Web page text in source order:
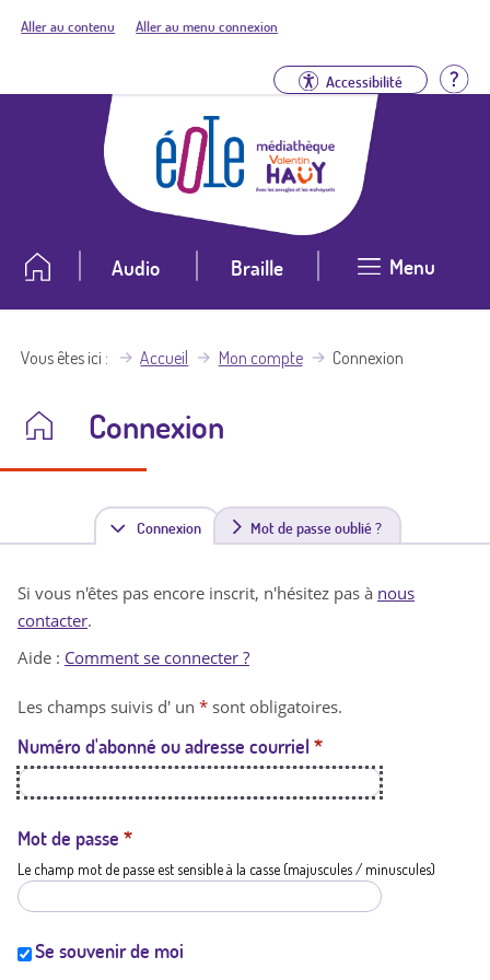
Aller au contenu Aller au menu connexion
Accessibilité
Audio Braille Menu
Vous êtes ici Accueil Mon compte Connexion
Connexion
Connexion(
n
t
a
t
i
Mot de passe oublié ?
Si vous n'êtes pas encore inscrit, n'hésitez pas à nous
contacter.
Aide : Comment se connecter ?
Les champs suivis d' un * sont obligatoires.
Numéro d'abonné ou adresse courriel *
Mot de passe *
Le champ mot de passe est sensible à la casse (majuscules / minuscules)
Se souvenir de moi